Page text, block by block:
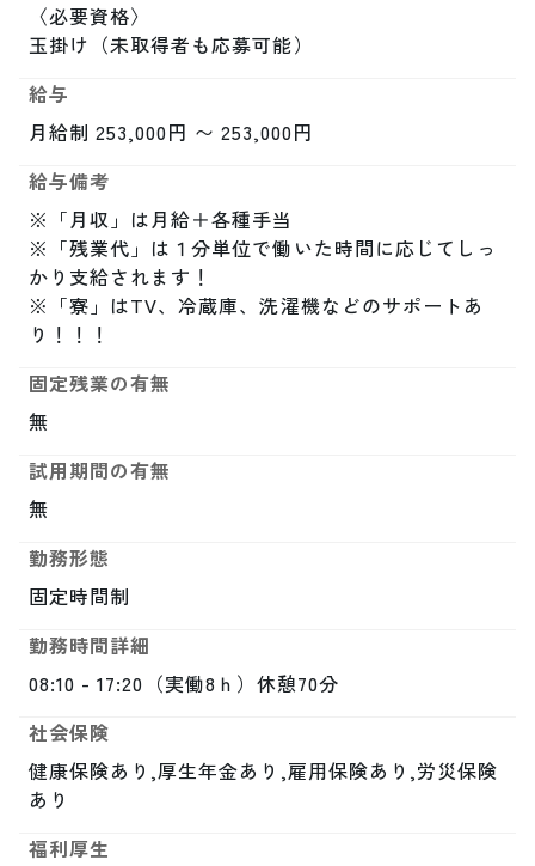
〈必要資格〉
玉掛け（未取得者も応募可能）
給与
月給制 253,000円 〜 253,000円
給与備考
※「月収」は月給＋各種手当
※「残業代」は１分単位で働いた時間に応じてしっ
かり支給されます！
※「寮」はTV、冷蔵庫、洗濯機などのサポートあ
り！！！
固定残業の有無
無
試用期間の有無
無
勤務形態
固定時間制
勤務時間詳細
08:10 - 17:20（実働8ｈ）休憩70分
社会保険
健康保険あり,厚生年金あり,雇用保険あり,労災保険
あり
福利厚生